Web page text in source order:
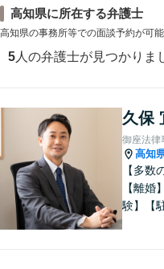
高知県に所在する弁護士
高知県の事務所等での面談予約が可能
5 人の弁護士が見つかりま
久保
御座法律
高知
【多数
【離婚
験】【